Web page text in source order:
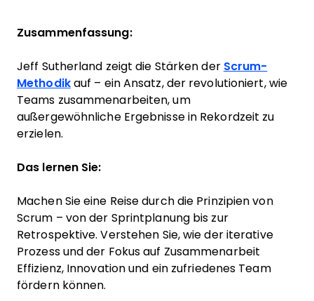
Zusammenfassung:
Jeff Sutherland zeigt die Stärken der Scrum-
Methodikauf – ein Ansatz, der revolutioniert, wie
Teams zusammenarbeiten, um
außergewöhnliche Ergebnisse in Rekordzeit zu
erzielen.
Das lernen Sie:
Machen Sie eine Reise durch die Prinzipien von
Scrum – von der Sprintplanung bis zur
Retrospektive. Verstehen Sie, wie der iterative
Prozess und der Fokus auf Zusammenarbeit
Effizienz, Innovation und ein zufriedenes Team
fördern können.